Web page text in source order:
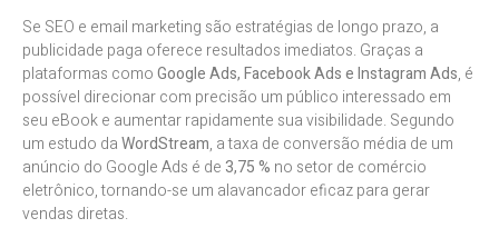
Se SEO e email marketing são estratégias de longo prazo, a
publicidade paga oferece resultados imediatos. Graças a
plataformas comoGoogle Ads, Facebook Ads e Instagram Ads, é
possível direcionar com precisão um público interessado em
seu eBook e aumentar rapidamente sua visibilidade. Segundo
um estudo daWordStream, a taxa de conversão média de um
anúncio do Google Ads é de 3,75 % no setor de comércio
eletrônico, tornando-se um alavancador eficaz para gerar
vendas diretas.